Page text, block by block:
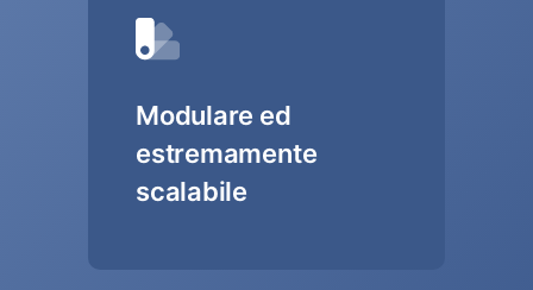
Modulare ed
estremamente
scalabile